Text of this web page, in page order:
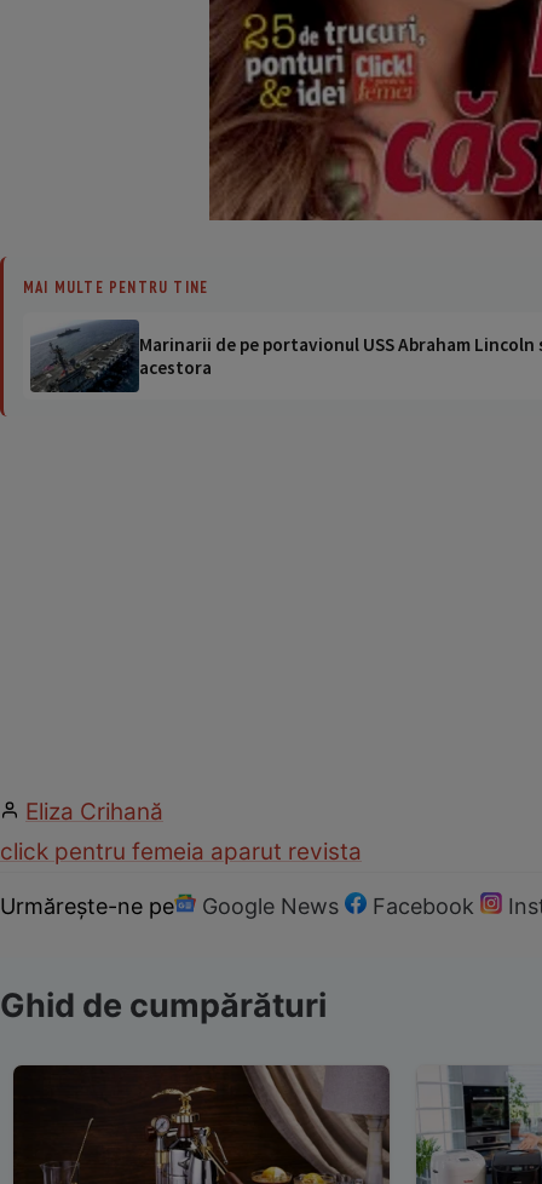
MAI MULTE PENTRU TINE
Marinarii de pe portavionul USS Abraham
acestora
Eliza Crihană
click pentru femeia aparut revista
Urmărește-ne pe Google News Facebook
Ghid de cumpărături